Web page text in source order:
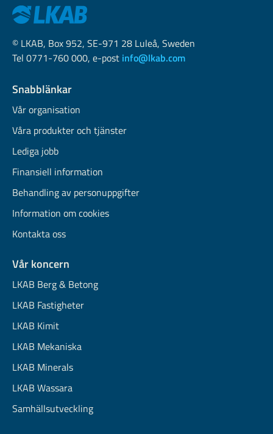
© LKAB, Box 952, SE-971 28 Luleå, Sweden
Tel 0771-760 000, e-post info@lkab.com
Snabblänkar
Vår organisation
Våra produkter och tjänster
Lediga jobb
Finansiell information
Behandling av personuppgifter
Information om cookies
Kontakta oss
Vår koncern
LKAB Berg & Betong
LKAB Fastigheter
LKAB Kimit
LKAB Mekaniska
LKAB Minerals
LKAB Wassara
Samhällsutveckling